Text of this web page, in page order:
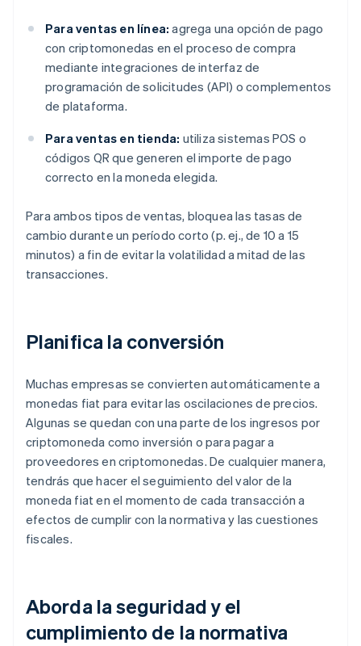
Para ventas en línea: agrega una opción de pago
con criptomonedas en el proceso de compra
mediante integraciones de interfaz de
programación de solicitudes (API) o complementos
de plataforma.
Para ventas en tienda: utiliza sistemas POS o
códigos QR que generen el importe de pago
correcto en la moneda elegida.
Para ambos tipos de ventas, bloquea las tasas de
cambio durante un período corto (p. ej., de 10 a 15
minutos) a fin de evitar la volatilidad a mitad de las
transacciones.
Planifica la conversión
Muchas empresas se convierten automáticamente a
monedas fiat para evitar las oscilaciones de precios.
Algunas se quedan con una parte de los ingresos por
criptomoneda como inversión o para pagar a
proveedores en criptomonedas. De cualquier manera,
tendrás que hacer el seguimiento del valor de la
moneda fiat en el momento de cada transacción a
efectos de cumplir con la normativa y las cuestiones
fiscales.
Aborda la seguridad y el
cumplimiento de la normativa